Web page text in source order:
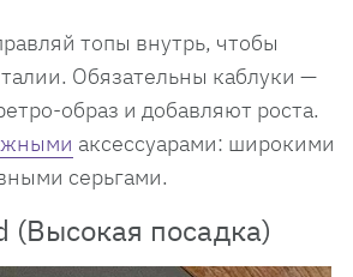
топы внутрь, чтобы
Обязательны каблуки —
образ и добавляют роста.
аксессуарами: широкими
серьгами.
(Высокая посадка)